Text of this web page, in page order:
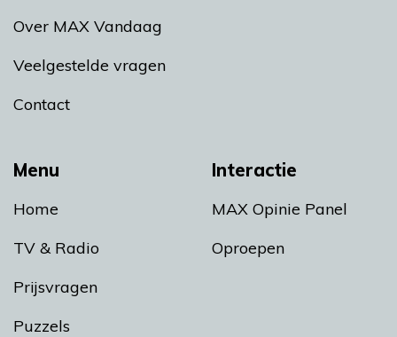
Menu
Home
TV & Radio
Prijsvragen
Puzzels
Interactie
MAX Opinie Panel
Oproepen
Over MAX Vandaag
Veelgestelde vragen
Contact